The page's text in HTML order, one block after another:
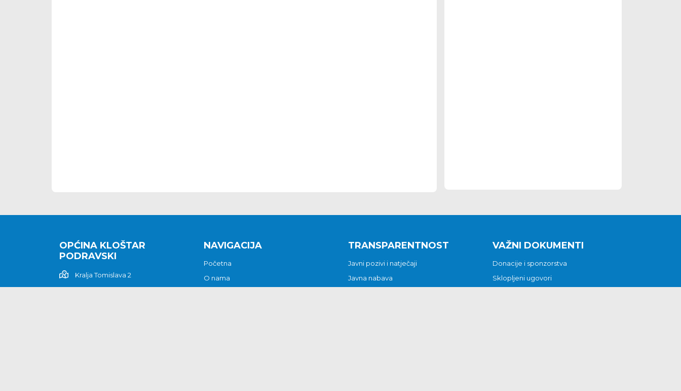
OPĆINA KLOŠTAR
PODRAVSKI
Kralja Tomislava 2
NAVIGACIJA
Početna
O nama
TRANSPARENTNOST
Javni pozivi i natječaji
Javna nabava
VAŽNI DOKUMENTI
Donacije i sponzorstva
Sklopljeni ugovori